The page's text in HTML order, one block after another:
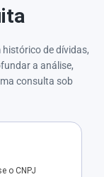
de dívidas,
a análise,
consulta sob
o CNPJ